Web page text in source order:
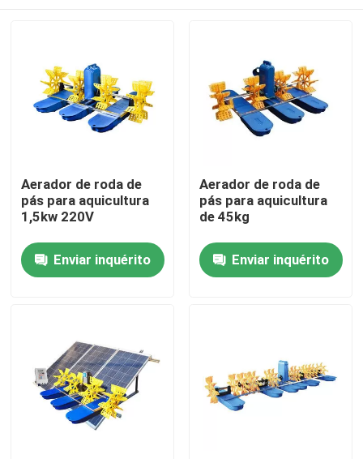
Casa
Produtos
Sobre nós
Excursão da fábrica
Aerador de roda de
pás para aquicultura
1,5kw 220V
Enviar inquérito
Aerador de roda de
pás para aquicultura
de 45kg
Enviar inquérito